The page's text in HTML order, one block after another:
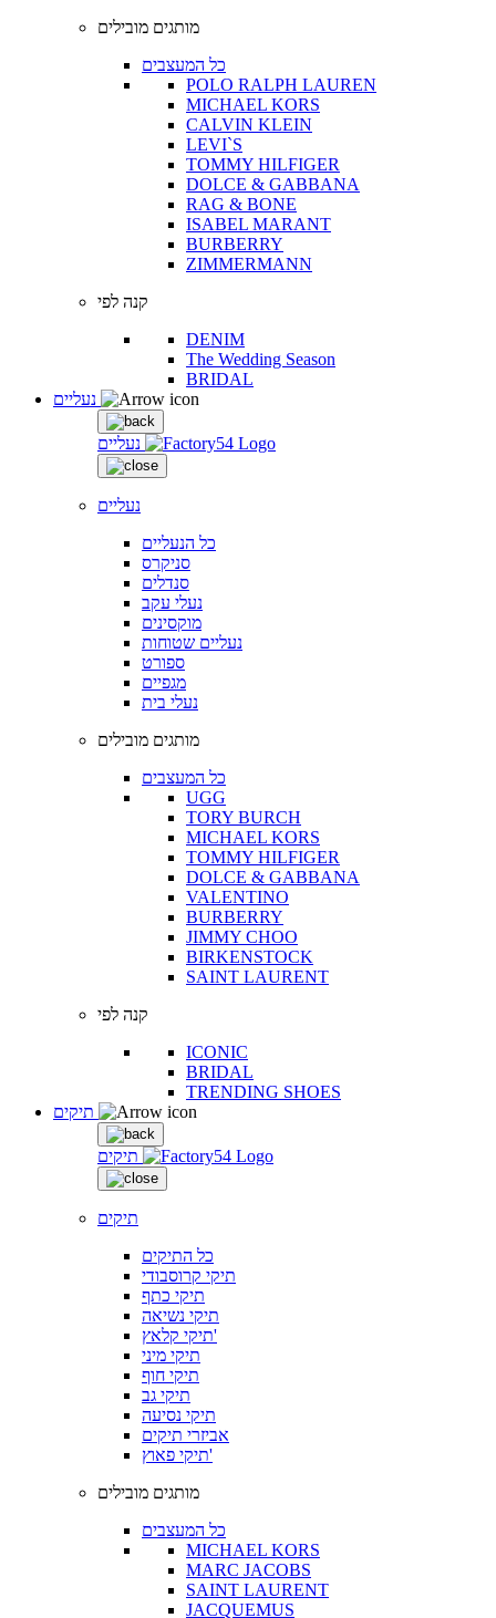
מותגים מובילים
כל המעצבים
POLO RALPH LAUREN
MICHAEL KORS
CALVIN KLEIN
LEVI`S
TOMMY HILFIGER
DOLCE & GABBANA
RAG & BONE
ISABEL MARANT
BURBERRY
ZIMMERMANN
קנה לפי
DENIM
The Wedding Season
BRIDAL
נעליים
נעליים
כל הנעליים
סניקרס
סנדלים
נעלי עקב
מוקסינים
נעליים שטוחות
ספורט
מגפיים
נעלי בית
מותגים מובילים
כל המעצבים
UGG
TORY BURCH
MICHAEL KORS
TOMMY HILFIGER
DOLCE & GABBANA
VALENTINO
BURBERRY
JIMMY CHOO
BIRKENSTOCK
SAINT LAURENT
קנה לפי
ICONIC
BRIDAL
TRENDING SHOES
תיקים
תיקים
כל התיקים
תיקי קרוסבודי
תיקי כתף
תיקי נשיאה
תיקי קלאץ'
תיקי מיני
תיקי חוף
תיקי גב
תיקי נסיעה
אביזרי תיקים
תיקי פאוץ'
מותגים מובילים
כל המעצבים
MICHAEL KORS
MARC JACOBS
SAINT LAURENT
JACQUEMUS